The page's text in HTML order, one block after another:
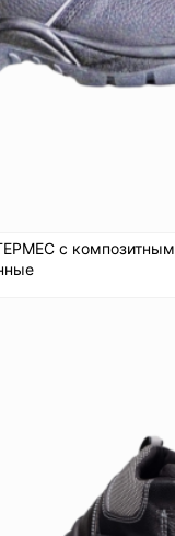
с композитным